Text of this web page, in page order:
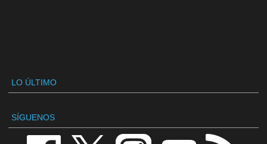
LO ÚLTIMO
SÍGUENOS